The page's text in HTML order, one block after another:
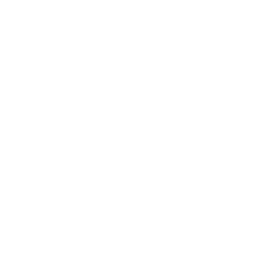
interaktiver DIY Beautyblog